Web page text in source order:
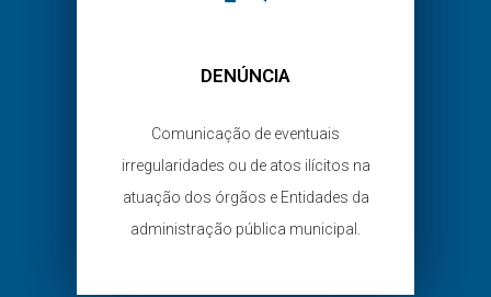
DENÚNCIA
Comunicação de eventuais
irregularidades ou de atos ilícitos na
atuação dos órgãos e Entidades da
administração pública municipal.